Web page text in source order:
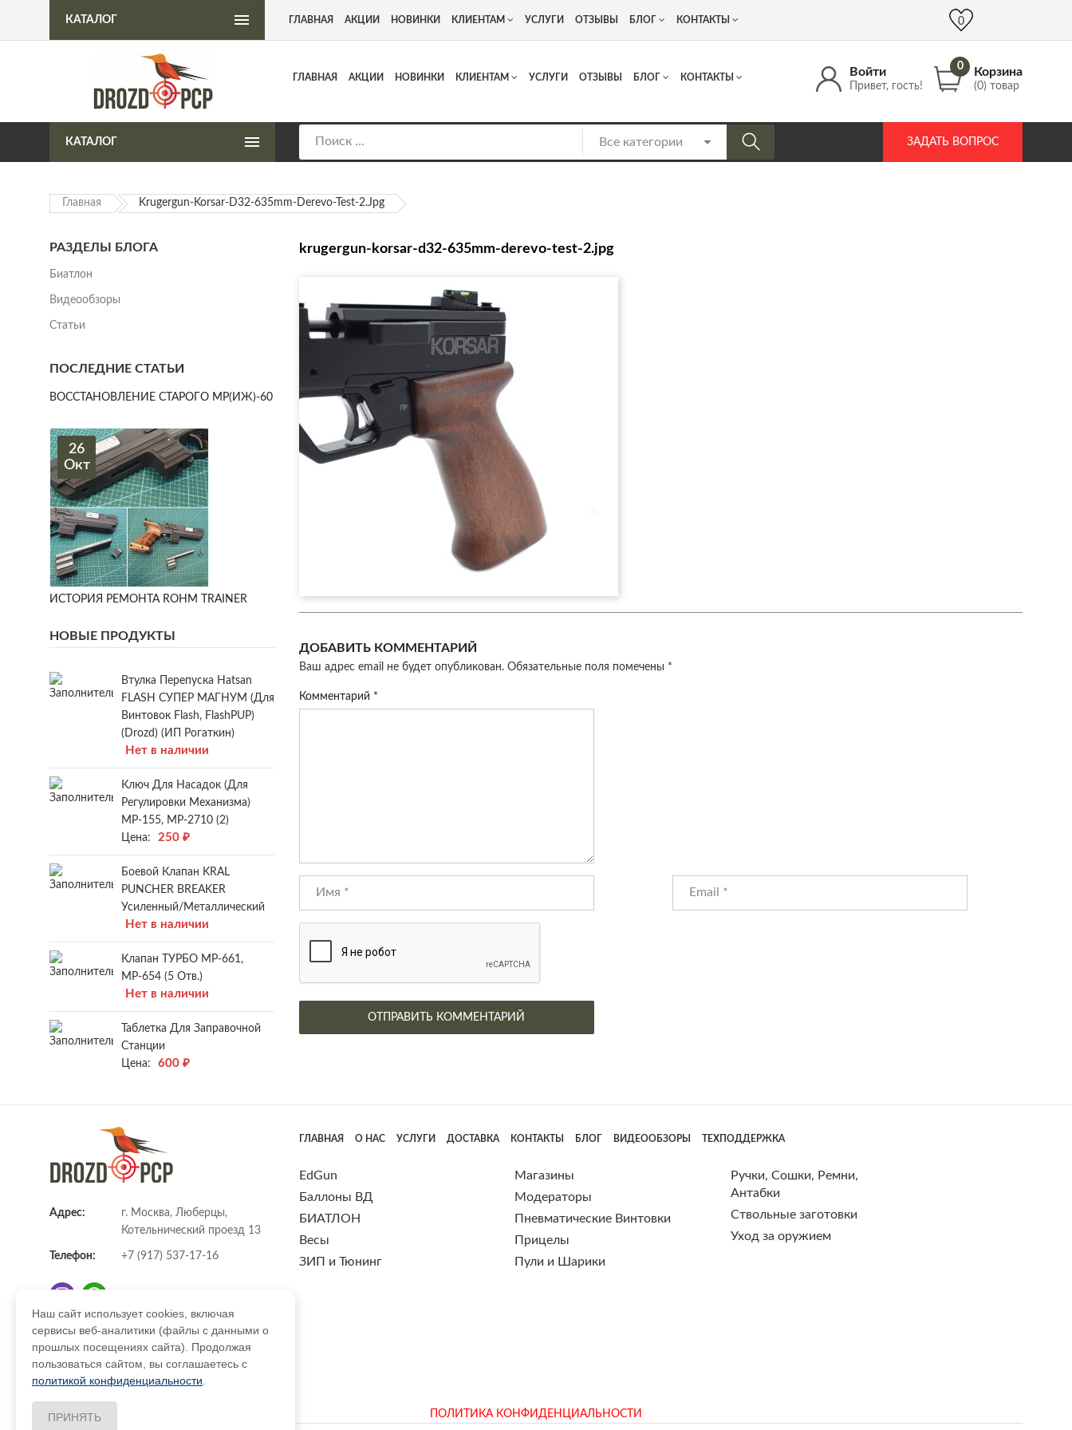
Интернет-магазин пневматического оружия Адрес: г. Москва, Люберцы, Котельнический проезд 13 +7 (917) 537 17 16 info@DrozdPcp.ru
Войти
Привет, гость!
0 Корзина
(0) товар
ГЛАВНАЯ АКЦИИ НОВИНКИ КЛИЕНТАМ УСЛУГИ ОТЗЫВЫ БЛОГ КОНТАКТЫ
КАТАЛОГ ЗАДАТЬ ВОПРОС
КАТАЛОГ ГЛАВНАЯ АКЦИИ НОВИНКИ КЛИЕНТАМ УСЛУГИ ОТЗЫВЫ БЛОГ КОНТАКТЫ 0
Главная Krugergun-Korsar-D32-635mm-Derevo-Test-2.jpg
krugergun-korsar-d32-635mm-derevo-test-2.jpg
ДОБАВИТЬ КОММЕНТАРИЙ
Ваш адрес email не будет опубликован. Обязательные поля помечены *
Комментарий *
РАЗДЕЛЫ БЛОГА
Биатлон
Видеообзоры
Статьи
ПОСЛЕДНИЕ СТАТЬИ
ВОССТАНОВЛЕНИЕ СТАРОГО МР(ИЖ)-60
26
Окт
ИСТОРИЯ РЕМОНТА ROHM TRAINER
НОВЫЕ ПРОДУКТЫ
Втулка Перепуска Hatsan
FLASH СУПЕР МАГНУМ (для
Винтовок Flash, FlashPUP)
(Drozd) (ИП Рогаткин)
Нет в наличии
Ключ Для Насадок (для
Регулировки Механизма)
МР-155, МР-2710 (2)
Цена:
250 ₽
Боевой Клапан KRAL
PUNCHER BREAKER
Усиленный/металлический
Нет в наличии
Клапан ТУРБО МР-661,
МР-654 (5 Отв.)
Нет в наличии
Таблетка Для Заправочной
Станции
Цена:
600 ₽
Адрес:
г. Москва, Люберцы,
Котельнический проезд 13
Телефон: +7 (917) 537-17-16
E-mail: info@DrozdPcp.ru
ГЛАВНАЯ О НАС УСЛУГИ ДОСТАВКА КОНТАКТЫ БЛОГ ВИДЕООБЗОРЫ ТЕХПОДДЕРЖКА
EdGun
Баллоны ВД
БИАТЛОН
Весы
ЗИП и Тюнинг
Магазины
Модераторы
Пневматические Винтовки
Прицелы
Пули и Шарики
Ручки, Сошки, Ремни,
Антабки
Ствольные заготовки
Уход за оружием
ПОЛИТИКА КОНФИДЕНЦИАЛЬНОСТИ
Наш сайт использует cookies, включая
сервисы веб-аналитики (файлы с данными о
прошлых посещениях сайта). Продолжая
пользоваться сайтом, вы соглашаетесь с
политикой конфиденциальности
ПРИНЯТЬ